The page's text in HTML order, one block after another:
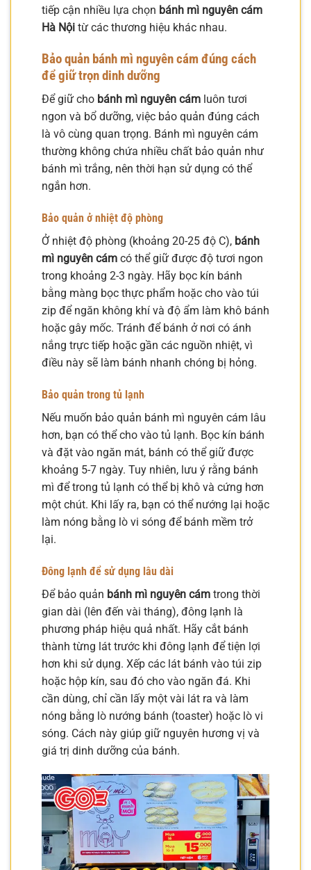
tiếp cận nhiều lựa chọn bánh mì nguyên cám
Hà Nội từ các thương hiệu khác nhau.
Bảo quản bánh mì nguyên cám đúng cách
để giữ trọn dinh dưỡng
Để giữ cho bánh mì nguyên cám luôn tươi
ngon và bổ dưỡng, việc bảo quản đúng cách
là vô cùng quan trọng. Bánh mì nguyên cám
thường không chứa nhiều chất bảo quản như
bánh mì trắng, nên thời hạn sử dụng có thể
ngắn hơn.
Bảo quản ở nhiệt độ phòng
Ở nhiệt độ phòng (khoảng 20-25 độ C), bánh
mì nguyên cám có thể giữ được độ tươi ngon
trong khoảng 2-3 ngày. Hãy bọc kín bánh
bằng màng bọc thực phẩm hoặc cho vào túi
zip để ngăn không khí và độ ẩm làm khô bánh
hoặc gây mốc. Tránh để bánh ở nơi có ánh
nắng trực tiếp hoặc gần các nguồn nhiệt, vì
điều này sẽ làm bánh nhanh chóng bị hỏng.
Bảo quản trong tủ lạnh
Nếu muốn bảo quản bánh mì nguyên cám lâu
hơn, bạn có thể cho vào tủ lạnh. Bọc kín bánh
và đặt vào ngăn mát, bánh có thể giữ được
khoảng 5-7 ngày. Tuy nhiên, lưu ý rằng bánh
mì để trong tủ lạnh có thể bị khô và cứng hơn
một chút. Khi lấy ra, bạn có thể nướng lại hoặc
làm nóng bằng lò vi sóng để bánh mềm trở
lại.
Đông lạnh để sử dụng lâu dài
Để bảo quản bánh mì nguyên cám trong thời
gian dài (lên đến vài tháng), đông lạnh là
phương pháp hiệu quả nhất. Hãy cắt bánh
thành từng lát trước khi đông lạnh để tiện lợi
hơn khi sử dụng. Xếp các lát bánh vào túi zip
hoặc hộp kín, sau đó cho vào ngăn đá. Khi
cần dùng, chỉ cần lấy một vài lát ra và làm
nóng bằng lò nướng bánh (toaster) hoặc lò vi
sóng. Cách này giúp giữ nguyên hương vị và
giá trị dinh dưỡng của bánh.